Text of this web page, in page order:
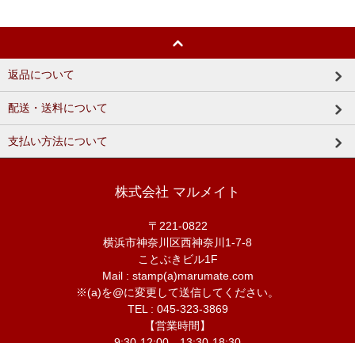
返品について
配送・送料について
支払い方法について
株式会社 マルメイト
〒221-0822
横浜市神奈川区西神奈川1-7-8
ことぶきビル1F
Mail : stamp(a)marumate.com
※(a)を@に変更して送信してください。
TEL : 045-323-3869
【営業時間】